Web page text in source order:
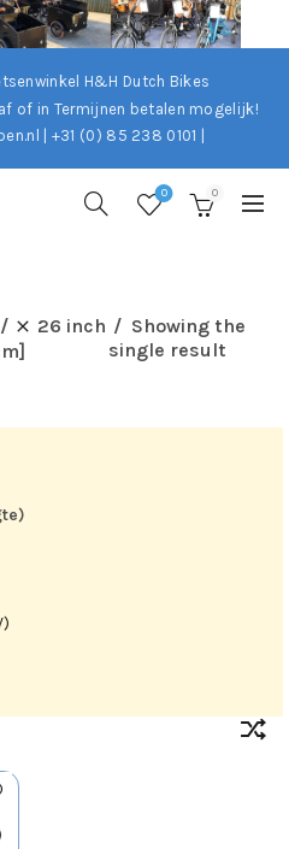
H&H Dutch Bikes
of in Termijnen betalen mogelijk!
| +31 (0) 85 238 0101 |
0 0
26 inch
Showing the
single result